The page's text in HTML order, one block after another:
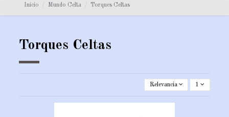
Inicio Mundo Celta Torques Celtas
Torques Celtas
Relevancia 1